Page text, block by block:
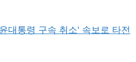
대통령 구속 취소' 속보로 타전